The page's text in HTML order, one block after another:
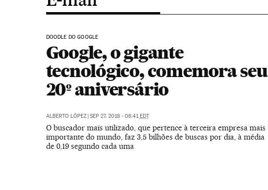
DOODLE DO GOOGLE
Google, o gigante
tecnológico, comemora seu
20º aniversário
ALBERTO LÓPEZ | SEP 27, 2018 - 08:41EDT
O buscador mais utilizado, que pertence à terceira empresa mais
importante do mundo, faz 3,5 bilhões de buscas por dia, à média
de 0,19 segundo cada uma